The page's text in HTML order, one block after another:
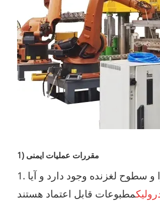
1) مقررات عملیات ایمنی
1. قبل از راه اندازی دستگاه، بررسی کنید که آیا اتصال دهنده ها قابل اعتماد هستند، آیا موانعی در قسمت های در حال اجرا و سطوح لغزنده وجود دارد و آیا
مطبوعات قابل اعتماد هستند